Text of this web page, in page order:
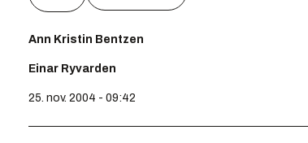
Ann Kristin Bentzen
Einar Ryvarden
25. nov. 2004 - 09:42